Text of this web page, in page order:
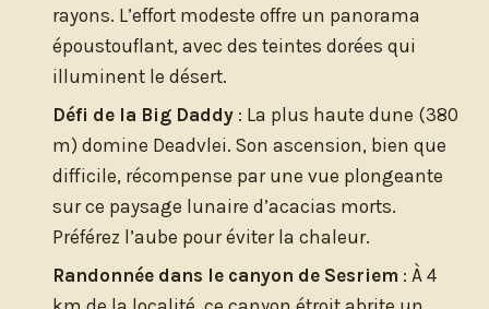
rayons. L’effort modeste offre un panorama
époustouflant, avec des teintes dorées qui
illuminent le désert.
Défi de la Big Daddy : La plus haute dune (380
m) domine Deadvlei. Son ascension, bien que
difficile, récompense par une vue plongeante
sur ce paysage lunaire d’acacias morts.
Préférez l’aube pour éviter la chaleur.
Randonnée dans le canyon de Sesriem : À 4